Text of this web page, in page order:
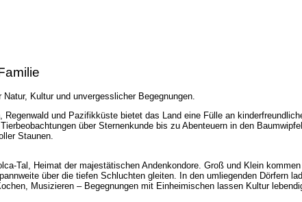
Kultur und unvergesslicher Begegnungen.
und Pazifikküste bietet das Land eine Fülle an
über Sternenkunde bis zu Abenteuern in den
Staunen.
Tal, Heimat der majestätischen Andenkondore. Groß und Klein
über die tiefen Schluchten gleiten. In den umliegenden Dörfern
Musizieren – Begegnungen mit Einheimischen lassen Kultur